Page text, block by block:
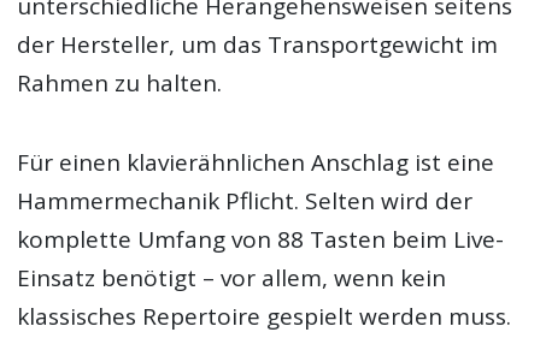
der Hersteller, um das Transportgewicht im
Rahmen zu halten.
Für einen klavierähnlichen Anschlag ist eine
Hammermechanik Pflicht. Selten wird der
komplette Umfang von 88 Tasten beim Live-
Einsatz benötigt – vor allem, wenn kein
klassisches Repertoire gespielt werden muss.